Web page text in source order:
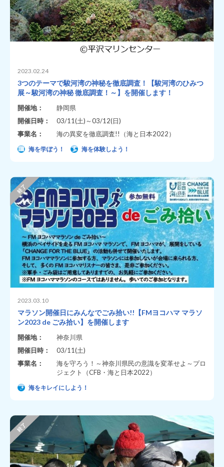
2023.02.24
3つのテーマで駿河湾の神秘を徹底調査！【駿河湾のひみつ
展～駿河湾の神秘 徹底調査！～】を開催します！
開催地：
静岡県
開催日時：
03/11(土)～03/12(日)
事業名：
海の異変を徹底調査!!（海と日本2022）
海を学ぼう！ 海を体験しよう！
2023.03.10
マラソン開催日にみんなでごみ拾い!!【FMヨコハマ マラソ
ン2023 de ごみ拾い】を開催します
開催地：
神奈川県
開催日時：
03/11(土)
事業名：
海を守ろう！～神奈川県民の意識を変革せよ～プロ
ジェクト（CFB・海と日本2022）
海をキレイにしよう！